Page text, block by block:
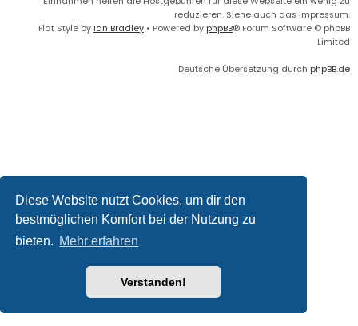
Diese Website nutzt Cookies, um dir den
bestmöglichen Komfort bei der Nutzung zu
bieten. Mehr erfahren
Verstanden!
reduzieren. Siehe auch das Impressum.
Flat Style by Ian Bradley • Powered by phpBB® Forum Software © phpBB
Limited
Deutsche Übersetzung durch phpBB.de